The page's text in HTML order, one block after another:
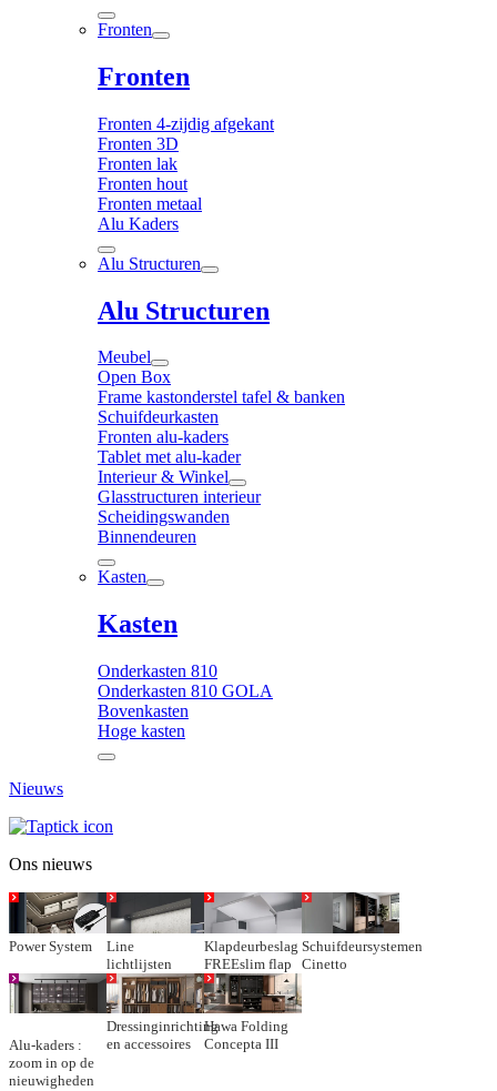
Fronten
Fronten
Fronten 4-zijdig afgekant
Fronten 3D
Fronten lak
Fronten hout
Fronten metaal
Alu Kaders
Alu Structuren
Alu Structuren
Meubel
Open Box
Frame kastonderstel tafel & banken
Schuifdeurkasten
Fronten alu-kaders
Tablet met alu-kader
Interieur & Winkel
Glasstructuren interieur
Scheidingswanden
Binnendeuren
Kasten
Kasten
Onderkasten 810
Onderkasten 810 GOLA
Bovenkasten
Hoge kasten
Nieuws
Ons nieuws
Power System
Line
lichtlijsten
Klapdeurbeslag
FREEslim flap
Schuifdeursystemen
Cinetto
Alu-kaders :
zoom in op de
nieuwigheden
Dressinginrichting
en accessoires
Hawa Folding
Concepta III